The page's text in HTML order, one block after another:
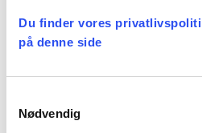
Du finder vores
på denne side
Nødvendig
Seneste nyheder